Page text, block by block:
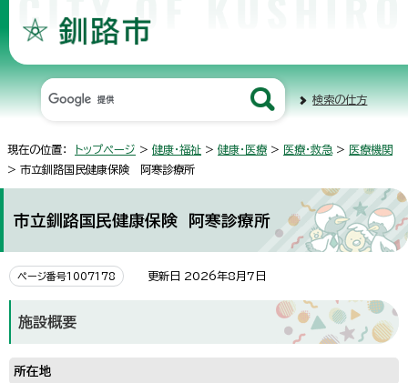
検索の仕方
現在の位置： トップページ > 健康・福祉 > 健康・医療 > 医療・救急 > 医療機関
> 市立釧路国民健康保険 阿寒診療所
市立釧路国民健康保険 阿寒診療所
ページ番号1007178 更新日 2026年8月7日
施設概要
所在地